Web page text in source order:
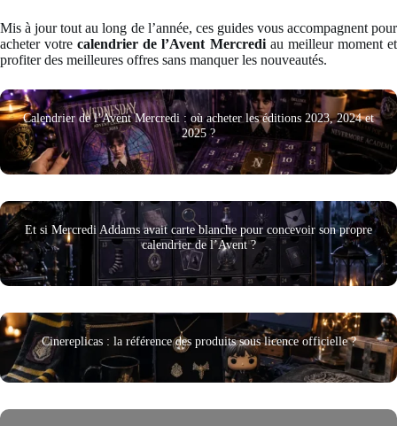
Mis à jour tout au long de l’année, ces guides vous accompagnent pour
acheter votrecalendrier de l’Avent Mercrediau meilleur moment et
profiter des meilleures offres sans manquer les nouveautés.
Calendrier de l’Avent Mercredi : où acheter les éditions 2023, 2024 et
2025 ?
Et si Mercredi Addams avait carte blanche pour concevoir son propre
calendrier de l’Avent ?
Cinereplicas : la référence des produits sous licence officielle ?